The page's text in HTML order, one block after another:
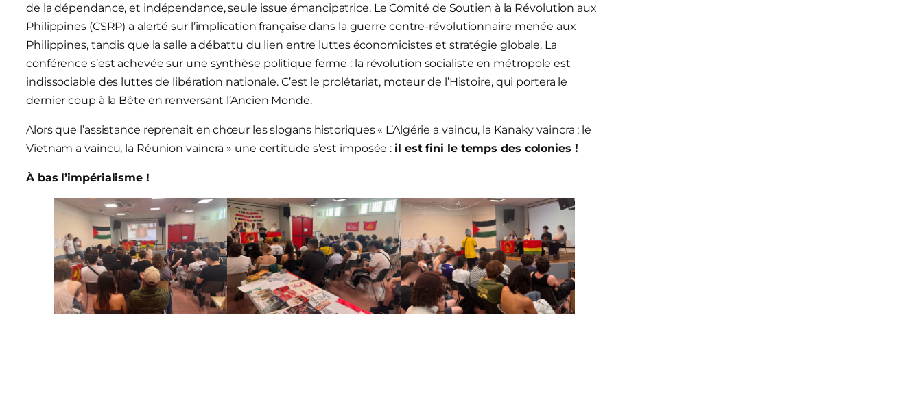
de la dépendance, et indépendance, seule issue émancipatrice. Le Comité de Soutien à la Révolution aux
Philippines (CSRP) a alerté sur l’implication française dans la guerre contre-révolutionnaire menée aux
Philippines, tandis que la salle a débattu du lien entre luttes économicistes et stratégie globale. La
conférence s’est achevée sur une synthèse politique ferme : la révolution socialiste en métropole est
indissociable des luttes de libération nationale. C’est le prolétariat, moteur de l’Histoire, qui portera le
dernier coup à la Bête en renversant l’Ancien Monde.
Alors que l’assistance reprenait en chœur les slogans historiques « L’Algérie a vaincu, la Kanaky vaincra ; le
Vietnam a vaincu, la Réunion vaincra » une certitude s’est imposée : il est fini le temps des colonies !
À bas l’impérialisme !